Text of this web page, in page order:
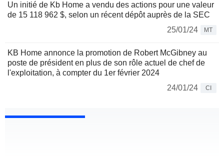
Un initié de Kb Home a vendu des actions pour une valeur
de 15 118 962 $, selon un récent dépôt auprès de la SEC
25/01/24
MT
KB Home annonce la promotion de Robert McGibney au
poste de président en plus de son rôle actuel de chef de
l'exploitation, à compter du 1er février 2024
24/01/24
CI